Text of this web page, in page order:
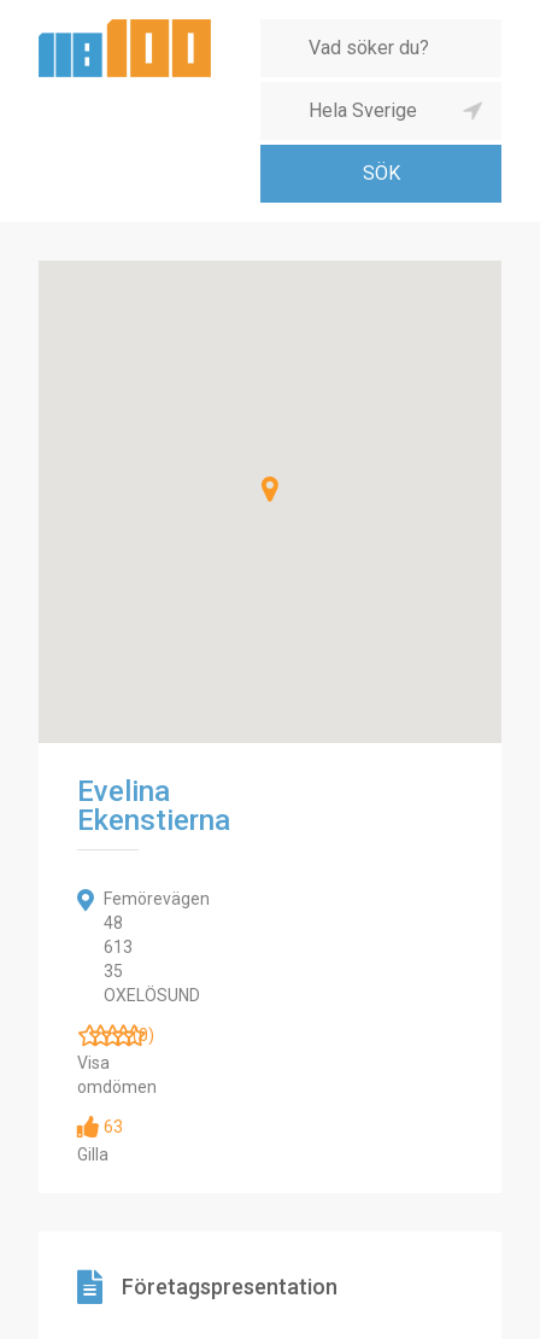
Evelina
Ekenstierna
Femörevägen
48
613
35
OXELÖSUND
(0)
Visa
omdömen
63
Gilla
Företagspresentation